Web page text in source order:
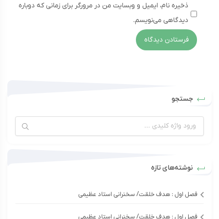
ذخیره نام، ایمیل و وبسایت من در مرورگر برای زمانی که دوباره
دیدگاهی می‌نویسم.
جستجو
نوشته‌های تازه
فصل اول : هدف خلقت/ سخنرانی استاد عظیمی
فصل اول : هدف خلقت/ سخنرانی استاد عظیمی